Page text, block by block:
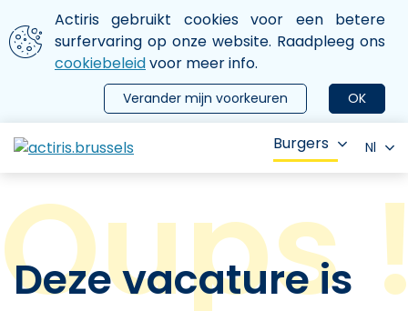
Aller au contenu principal
We gebruiken cookies
Actiris gebruikt cookies voor een betere
surfervaring op onze website. Raadpleeg ons
cookiebeleidvoor meer info.
OK
Verander mijn voorkeuren
le menu
Burgers Nl
Deze vacature is